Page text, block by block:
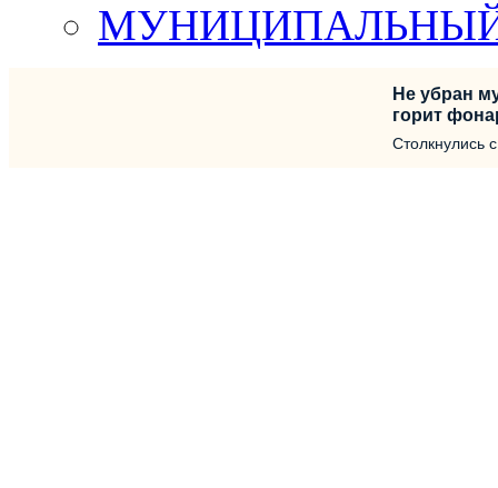
Не убран
горит
Столкнулись